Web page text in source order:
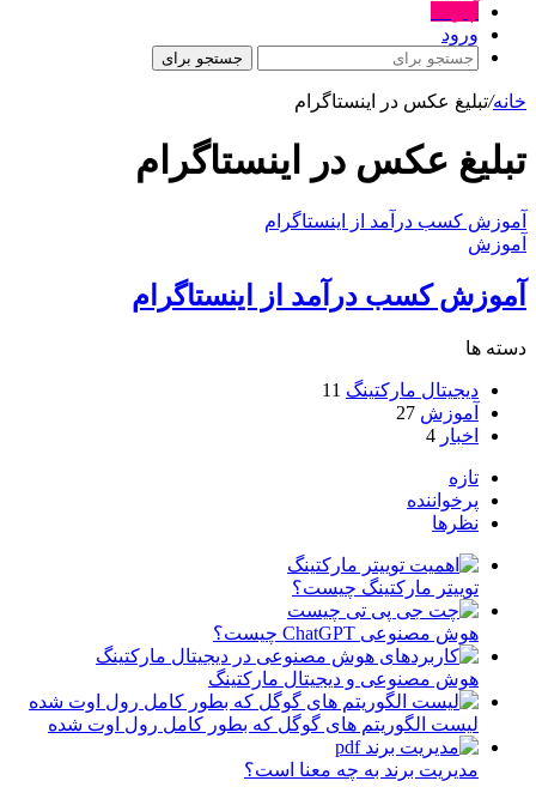
ورود
جستجو برای
خانه/تبلیغ عکس در اینستاگرام
تبلیغ عکس در اینستاگرام
آموزش کسب درآمد از اینستاگرام
آموزش
آموزش کسب درآمد از اینستاگرام
دسته ها
دیجیتال مارکتینگ 11
آموزش 27
اخبار 4
تازه
پرخواننده
نظرها
توییتر مارکتینگ چیست؟
هوش مصنوعی ChatGPT چیست؟
هوش مصنوعی و دیجیتال مارکتینگ
لیست الگوریتم های گوگل که بطور کامل رول اوت شده
مدیریت برند به چه معنا است؟